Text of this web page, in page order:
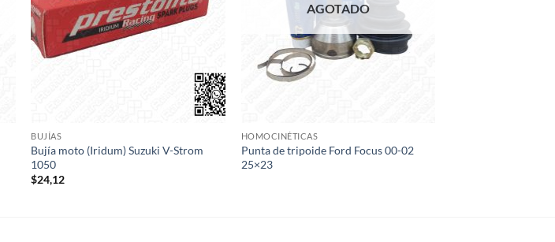
BUJÍAS
Bujía moto (Iridum) Suzuki V-Strom
1050
$24,12
AGOTADO
HOMOCINÉTICAS
Punta de tripoide Ford Focus 00-02
25×23